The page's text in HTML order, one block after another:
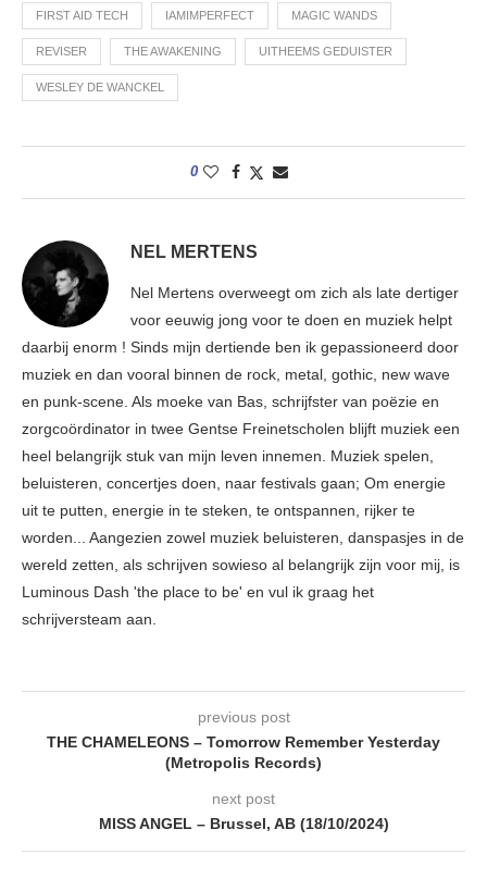
FIRST AID TECH IAMIMPERFECT MAGIC WANDS
REVISER THE AWAKENING UITHEEMS GEDUISTER
WESLEY DE WANCKEL
0
NEL MERTENS
Nel Mertens overweegt om zich als late dertiger
voor eeuwig jong voor te doen en muziek helpt
daarbij enorm ! Sinds mijn dertiende ben ik gepassioneerd door
muziek en dan vooral binnen de rock, metal, gothic, new wave
en punk-scene. Als moeke van Bas, schrijfster van poëzie en
zorgcoördinator in twee Gentse Freinetscholen blijft muziek een
heel belangrijk stuk van mijn leven innemen. Muziek spelen,
beluisteren, concertjes doen, naar festivals gaan; Om energie
uit te putten, energie in te steken, te ontspannen, rijker te
worden... Aangezien zowel muziek beluisteren, danspasjes in de
wereld zetten, als schrijven sowieso al belangrijk zijn voor mij, is
Luminous Dash 'the place to be' en vul ik graag het
schrijversteam aan.
previous post
THE CHAMELEONS – Tomorrow Remember Yesterday
(Metropolis Records)
next post
MISS ANGEL – Brussel, AB (18/10/2024)